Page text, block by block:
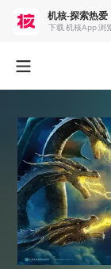
机核-探索热爱
下载 机核App 浏